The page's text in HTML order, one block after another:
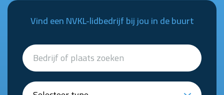
Vind een NVKL-lidbedrijf bij jou in de buurt